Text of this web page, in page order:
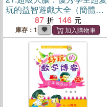
玩的益智遊戲大全（簡體
87 146
庫存：1